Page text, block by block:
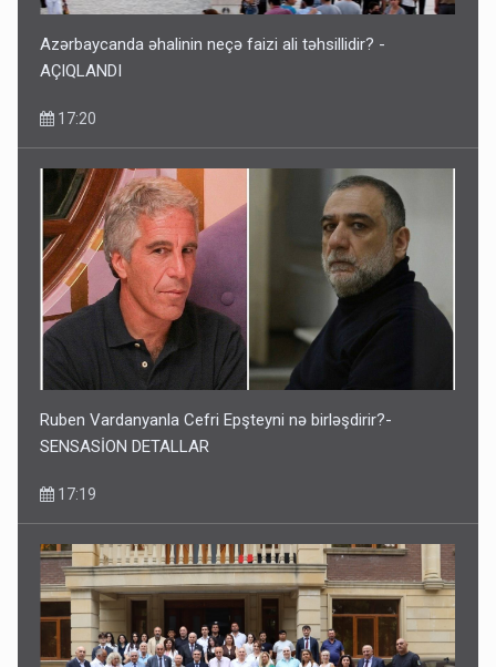
Azərbaycanda əhalinin neçə faizi ali təhsillidir? -
AÇIQLANDI
17:20
Ruben Vardanyanla Cefri Epşteyni nə birləşdirir?-
SENSASİON DETALLAR
17:19